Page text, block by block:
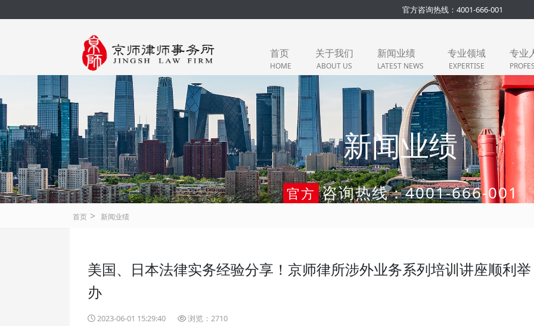
官方咨询热线：4001-666-001
首页
HOME
关于我们
ABOUT US
新闻业绩
LATEST NEWS
专业领域
EXPERTISE
专业
新闻业绩
官方 咨询热线：4001-666-001
首页 > 新闻业绩
美国、日本法律实务经验分享！京师律所涉外业务系列培训讲座顺利举
办
2023-06-01 15:29:40 浏览：2710